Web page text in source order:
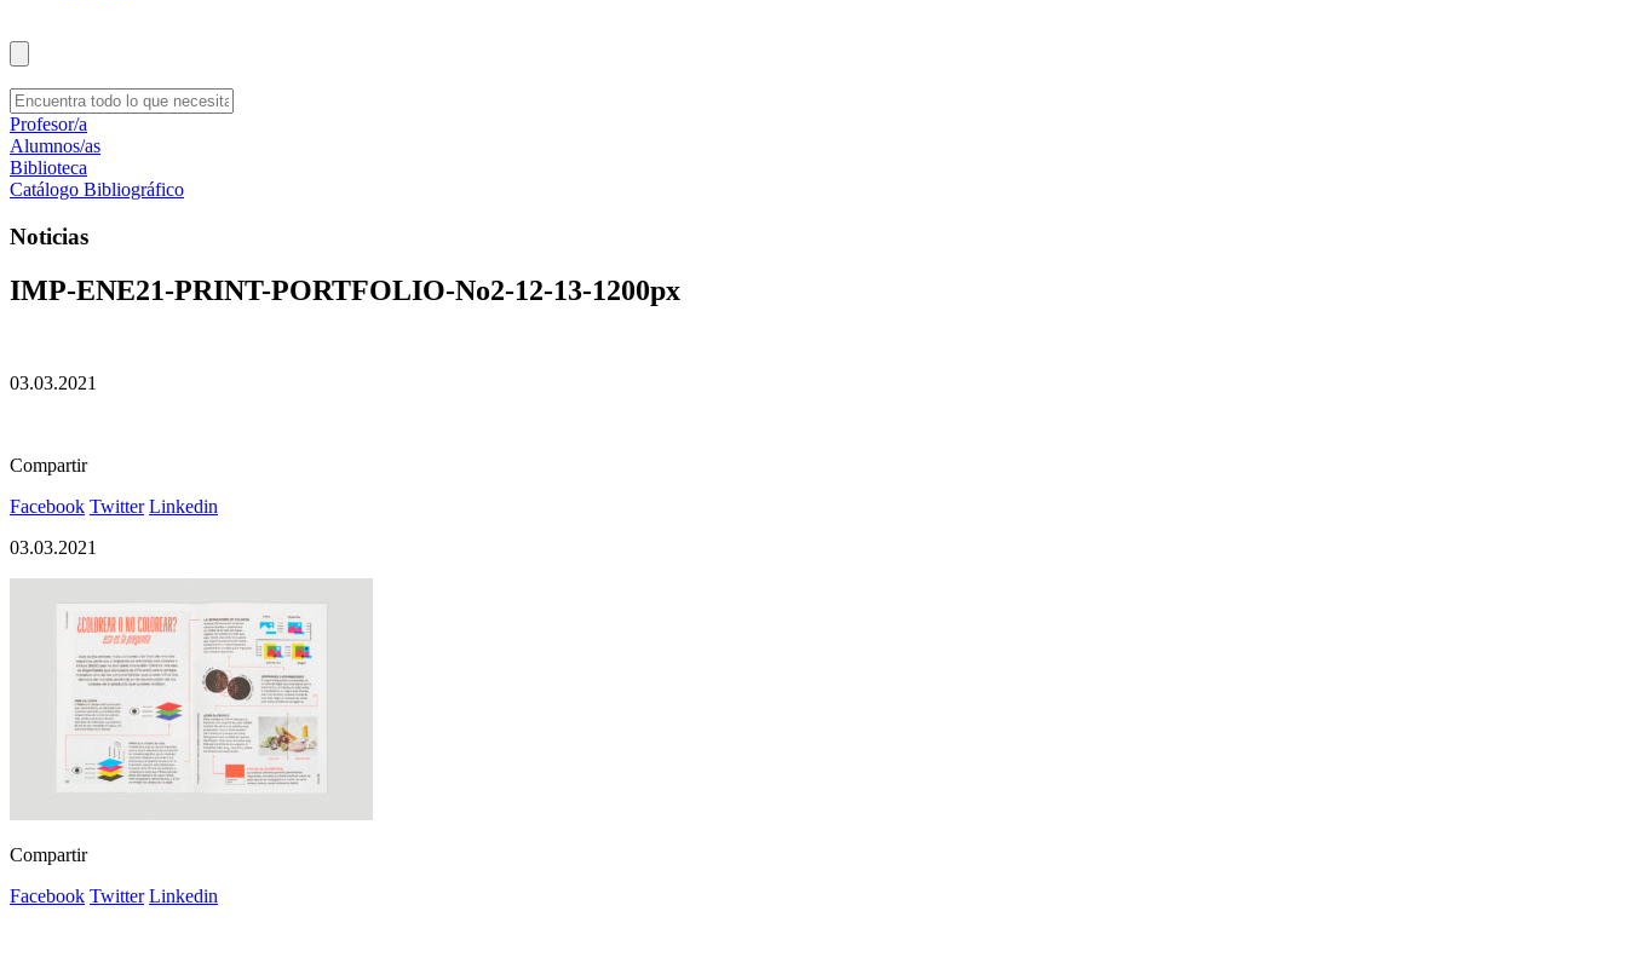
Profesor/a
Alumnos/as
Biblioteca
Catálogo Bibliográfico
Noticias
IMP-ENE21-PRINT-PORTFOLIO-No2-12-13-1200px
03.03.2021
Compartir
Facebook Twitter Linkedin
03.03.2021
Compartir
Facebook Twitter Linkedin